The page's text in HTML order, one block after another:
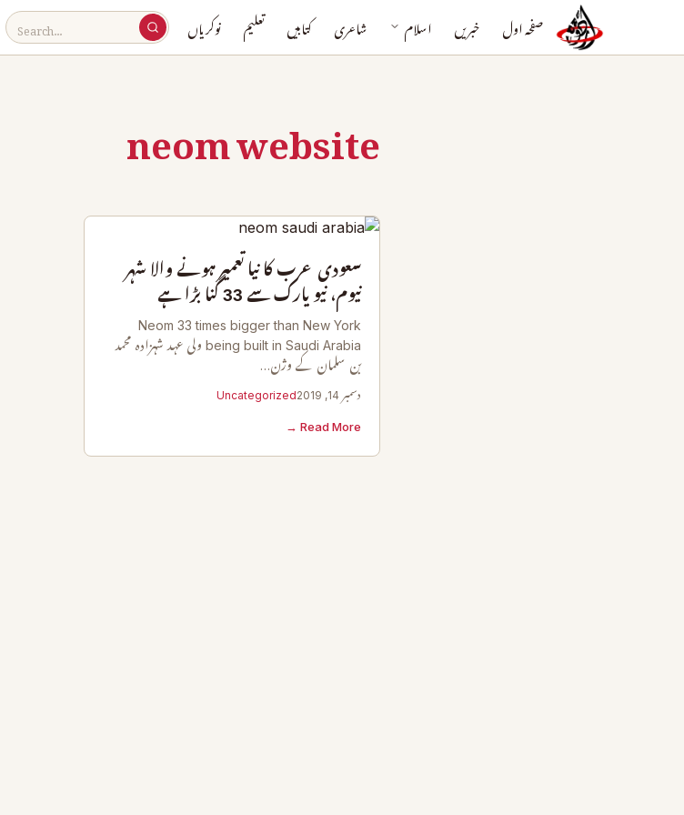
صفحہ اول خبریں اسلام شاعری کتابیں تعلیم نوکریاں
neom website
سعودی عرب کا نیا تعمیر ہونے والا شہر
نیوم، نیو یارک سے 33 گنا بڑا ہے
Neom 33 times bigger than New York
being built in Saudi Arabia ولی عہد شہزادہ محمد
بن سلمان کے وژن…
دسمبر 14, 2019 Uncategorized
Read More →